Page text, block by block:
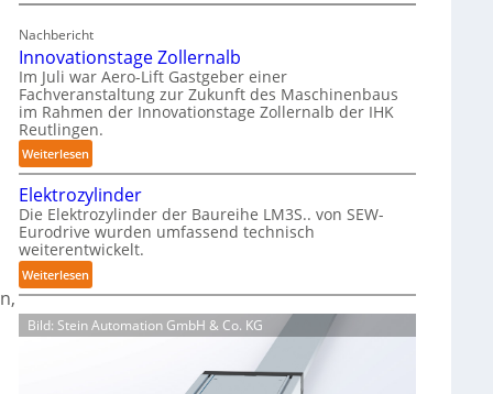
f
r
i
e
u
n
d
k
o
r
r
o
s
i
o
n
M
a
z
i
n
-
B
e
l
a
d
u
n
g
f
Nachbericht
Innovationstage Zollernalb
Im Juli war Aero-Lift Gastgeber einer
Fachveranstaltung zur Zukunft des Maschinenbaus
im Rahmen der Innovationstage Zollernalb der IHK
Reutlingen.
Weiterlesen:
I
n
n
o
v
a
t
o
Elektrozylinder
Die Elektrozylinder der Baureihe LM3S.. von SEW-
Eurodrive wurden umfassend technisch
weiterentwickelt.
Weiterlesen:
E
l
e
Bild: Stein Automation GmbH & Co. KG